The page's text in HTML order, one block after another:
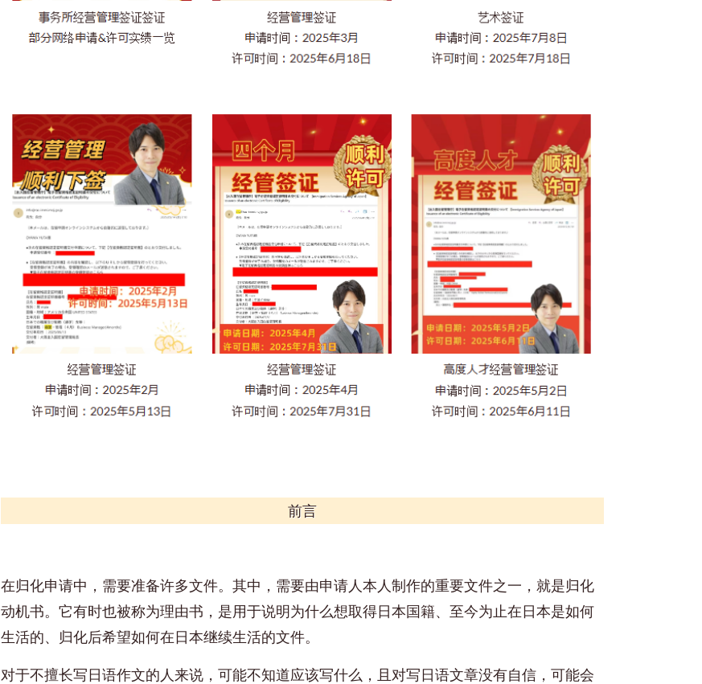
前言
在归化申请中，需要准备许多文件。其中，需要由申请人本人制作的重要文件之一，就是归化
动机书。它有时也被称为理由书，是用于说明为什么想取得日本国籍、至今为止在日本是如何
生活的、归化后希望如何在日本继续生活的文件。
对于不擅长写日语作文的人来说，可能不知道应该写什么，且对写日语文章没有自信，可能会